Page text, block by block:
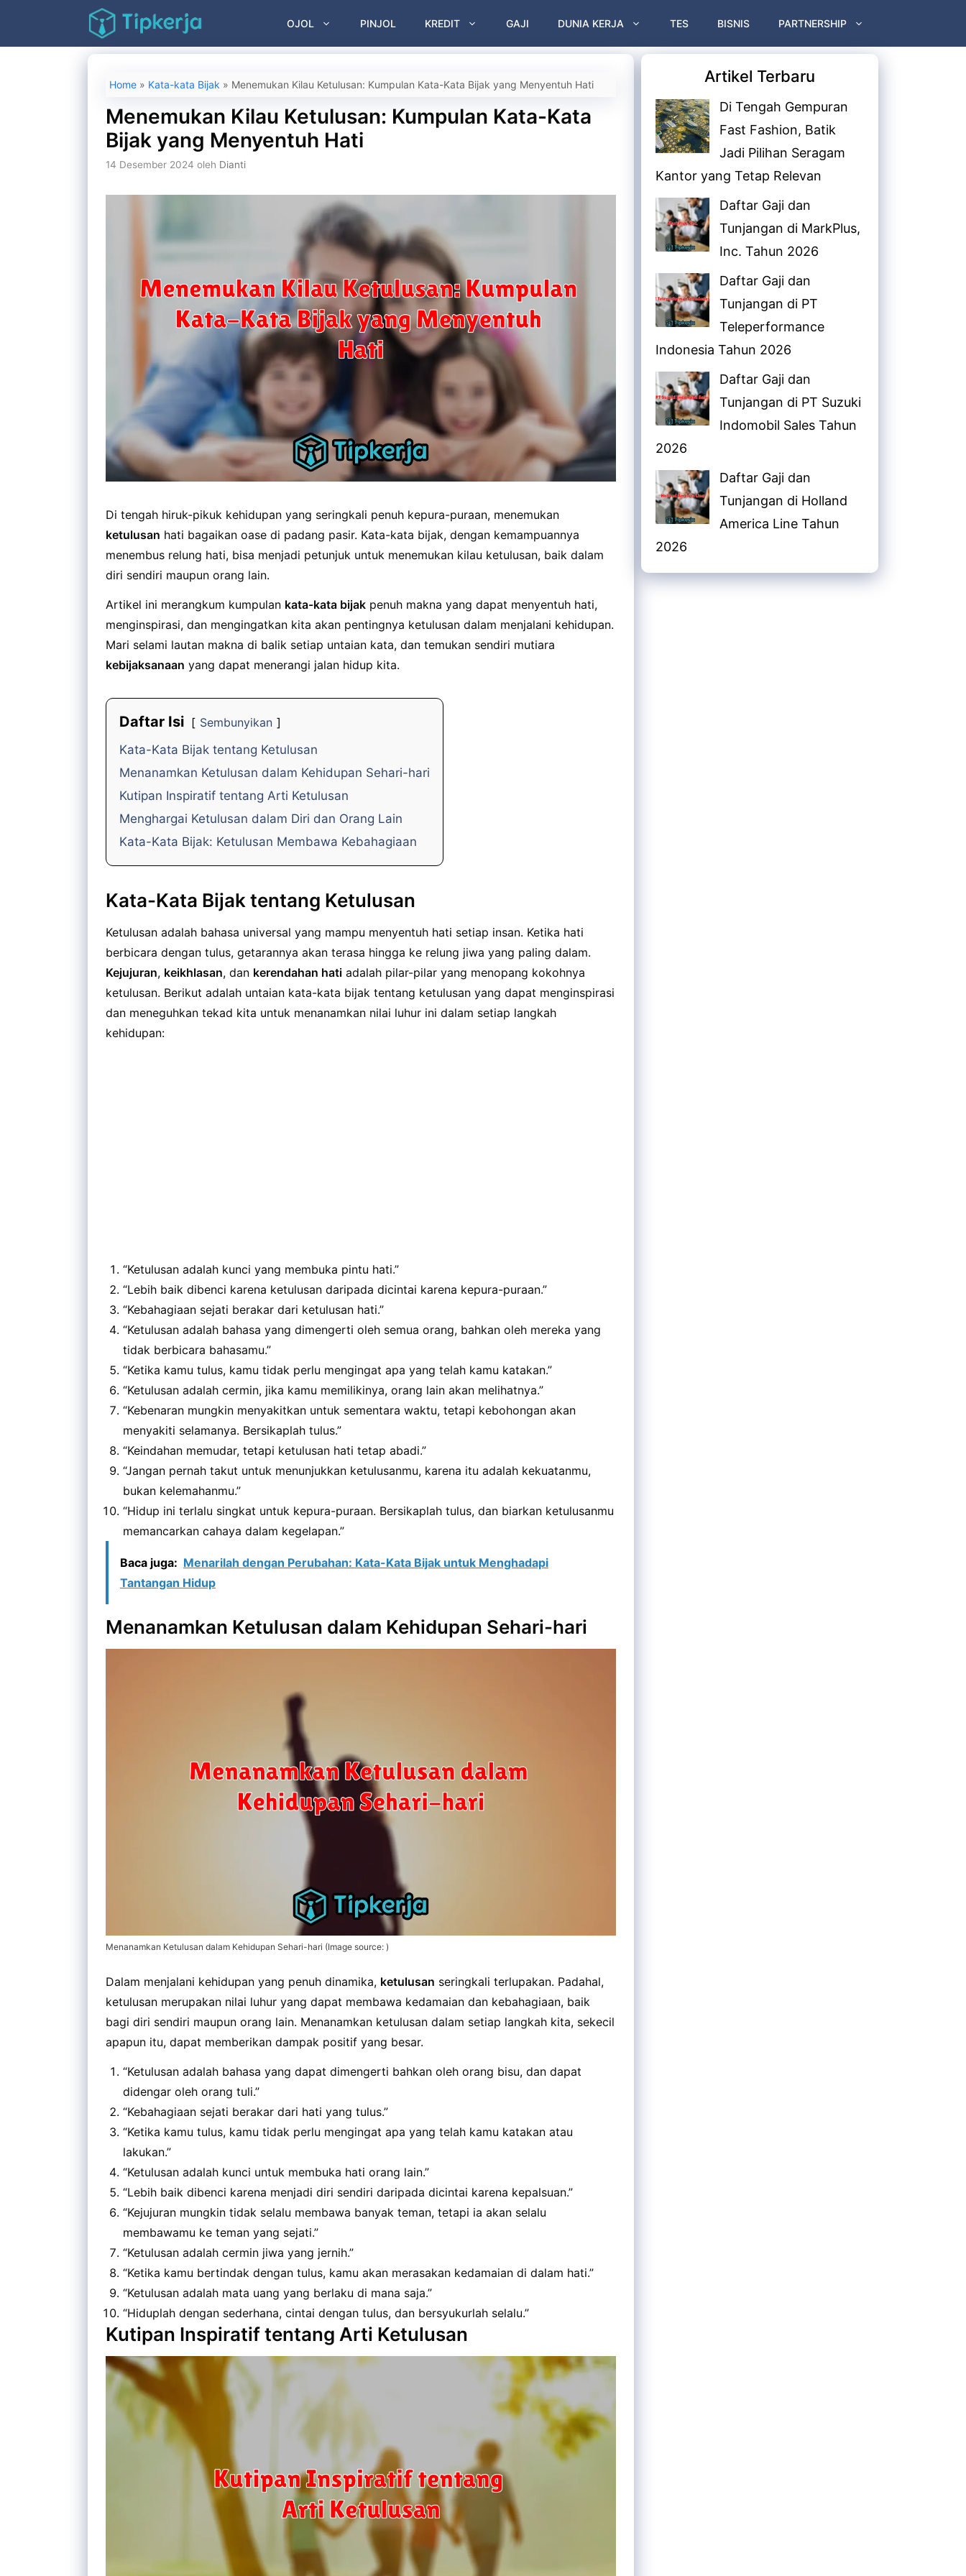
isi
OJOL PINJOL KREDIT GAJI DUNIA KERJA TES BISNIS PARTNERSHIP
Home » Kata-kata Bijak » Menemukan Kilau Ketulusan: Kumpulan Kata-Kata Bijak yang Menyentuh Hati
Menemukan Kilau Ketulusan: Kumpulan Kata-Kata
Bijak yang Menyentuh Hati
14 Desember 2024 oleh Dianti
Di tengah hiruk-pikuk kehidupan yang seringkali penuh kepura-puraan, menemukan
ketulusan hati bagaikan oase di padang pasir. Kata-kata bijak, dengan kemampuannya
menembus relung hati, bisa menjadi petunjuk untuk menemukan kilau ketulusan, baik dalam
diri sendiri maupun orang lain.
Artikel ini merangkum kumpulan kata-kata bijak penuh makna yang dapat menyentuh hati,
menginspirasi, dan mengingatkan kita akan pentingnya ketulusan dalam menjalani kehidupan.
Mari selami lautan makna di balik setiap untaian kata, dan temukan sendiri mutiara
kebijaksanaan yang dapat menerangi jalan hidup kita.
Daftar Isi
Sembunyikan
Kata-Kata Bijak tentang Ketulusan
Menanamkan Ketulusan dalam Kehidupan Sehari-hari
Kutipan Inspiratif tentang Arti Ketulusan
Menghargai Ketulusan dalam Diri dan Orang Lain
Kata-Kata Bijak: Ketulusan Membawa Kebahagiaan
Kata-Kata Bijak tentang Ketulusan
Ketulusan adalah bahasa universal yang mampu menyentuh hati setiap insan. Ketika hati
berbicara dengan tulus, getarannya akan terasa hingga ke relung jiwa yang paling dalam.
Kejujuran, keikhlasan, dan kerendahan hati adalah pilar-pilar yang menopang kokohnya
ketulusan. Berikut adalah untaian kata-kata bijak tentang ketulusan yang dapat menginspirasi
dan meneguhkan tekad kita untuk menanamkan nilai luhur ini dalam setiap langkah
kehidupan:
“Ketulusan adalah kunci yang membuka pintu hati.”
“Lebih baik dibenci karena ketulusan daripada dicintai karena kepura-puraan.”
“Kebahagiaan sejati berakar dari ketulusan hati.”
“Ketulusan adalah bahasa yang dimengerti oleh semua orang, bahkan oleh mereka yang
tidak berbicara bahasamu.”
“Ketika kamu tulus, kamu tidak perlu mengingat apa yang telah kamu katakan.”
“Ketulusan adalah cermin, jika kamu memilikinya, orang lain akan melihatnya.”
“Kebenaran mungkin menyakitkan untuk sementara waktu, tetapi kebohongan akan
menyakiti selamanya. Bersikaplah tulus.”
“Keindahan memudar, tetapi ketulusan hati tetap abadi.”
“Jangan pernah takut untuk menunjukkan ketulusanmu, karena itu adalah kekuatanmu,
bukan kelemahanmu.”
“Hidup ini terlalu singkat untuk kepura-puraan. Bersikaplah tulus, dan biarkan ketulusanmu
memancarkan cahaya dalam kegelapan.”
Baca juga: Menarilah dengan Perubahan: Kata-Kata Bijak untuk Menghadapi
Tantangan Hidup
Menanamkan Ketulusan dalam Kehidupan Sehari-hari
Menanamkan Ketulusan dalam Kehidupan Sehari-hari (Image source: )
Dalam menjalani kehidupan yang penuh dinamika, ketulusan seringkali terlupakan. Padahal,
ketulusan merupakan nilai luhur yang dapat membawa kedamaian dan kebahagiaan, baik
bagi diri sendiri maupun orang lain. Menanamkan ketulusan dalam setiap langkah kita, sekecil
apapun itu, dapat memberikan dampak positif yang besar.
“Ketulusan adalah bahasa yang dapat dimengerti bahkan oleh orang bisu, dan dapat
didengar oleh orang tuli.”
“Kebahagiaan sejati berakar dari hati yang tulus.”
“Ketika kamu tulus, kamu tidak perlu mengingat apa yang telah kamu katakan atau
lakukan.”
“Ketulusan adalah kunci untuk membuka hati orang lain.”
“Lebih baik dibenci karena menjadi diri sendiri daripada dicintai karena kepalsuan.”
“Kejujuran mungkin tidak selalu membawa banyak teman, tetapi ia akan selalu
membawamu ke teman yang sejati.”
“Ketulusan adalah cermin jiwa yang jernih.”
“Ketika kamu bertindak dengan tulus, kamu akan merasakan kedamaian di dalam hati.”
“Ketulusan adalah mata uang yang berlaku di mana saja.”
“Hiduplah dengan sederhana, cintai dengan tulus, dan bersyukurlah selalu.”
Kutipan Inspiratif tentang Arti Ketulusan
Artikel Terbaru
Di Tengah Gempuran
Fast Fashion, Batik
Jadi Pilihan Seragam
Kantor yang Tetap Relevan
Daftar Gaji dan
Tunjangan di MarkPlus,
Inc. Tahun 2026
Daftar Gaji dan
Tunjangan di PT
Teleperformance
Indonesia Tahun 2026
Daftar Gaji dan
Tunjangan di PT Suzuki
Indomobil Sales Tahun
2026
Daftar Gaji dan
Tunjangan di Holland
America Line Tahun
2026